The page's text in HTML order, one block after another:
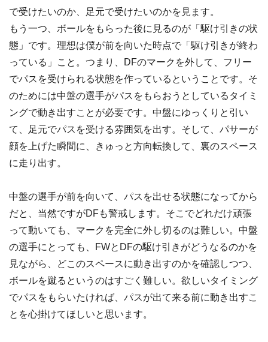
で受けたいのか、足元で受けたいのかを見ます。
もう一つ、ボールをもらった後に見るのが「駆け引きの状
態」です。理想は僕が前を向いた時点で「駆け引きが終わ
っている」こと。つまり、DFのマークを外して、フリー
でパスを受けられる状態を作っているということです。そ
のためには中盤の選手がパスをもらおうとしているタイミ
ングで動き出すことが必要です。中盤にゆっくりと引い
て、足元でパスを受ける雰囲気を出す。そして、パサーが
顔を上げた瞬間に、きゅっと方向転換して、裏のスペース
に走り出す。
中盤の選手が前を向いて、パスを出せる状態になってから
だと、当然ですがDFも警戒します。そこでどれだけ頑張
って動いても、マークを完全に外し切るのは難しい。中盤
の選手にとっても、FWとDFの駆け引きがどうなるのかを
見ながら、どこのスペースに動き出すのかを確認しつつ、
ボールを蹴るというのはすごく難しい。欲しいタイミング
でパスをもらいたければ、パスが出て来る前に動き出すこ
とを心掛けてほしいと思います。